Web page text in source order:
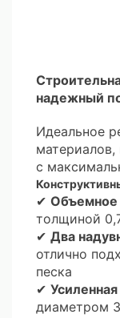
надежный
Идеальное
материалов,
с
✔ Объемное
толщиной
✔ Два
отлично
песка
✔
диаметром